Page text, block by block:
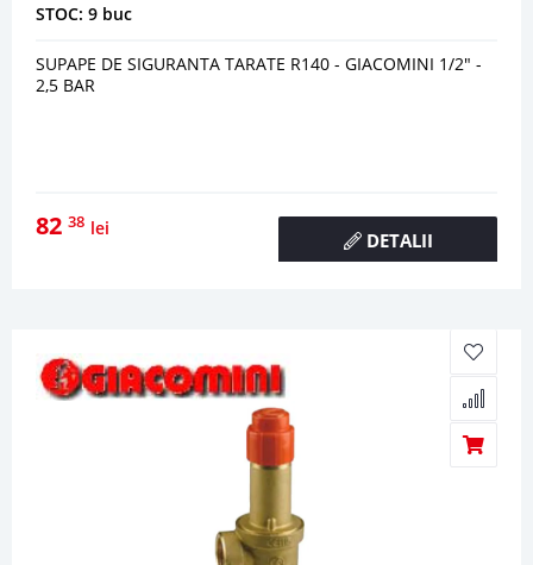
STOC: 9 buc
SUPAPE DE SIGURANTA TARATE R140 - GIACOMINI 1/2" -
2,5 BAR
82 38 lei
DETALII